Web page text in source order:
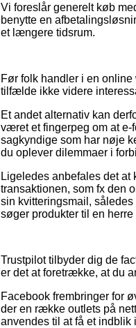
Vi foreslår generelt køb
benytte en
et længere tidsrum.
Før folk handler i en
tilfælde ikke videre
Et andet alternativ kan
været et fingerpeg om at e-
sagkyndige som har nøje
du oplever dilemmaer i
Ligeledes anbefales det at
transaktionen, som fx den
sin kvitteringsmail,
søger produkter til en herre
Trustpilot tilbyder dig de
er det at foretrække, at du
Facebook frembringer for
der en række outlets på
anvendes til at få et indblik